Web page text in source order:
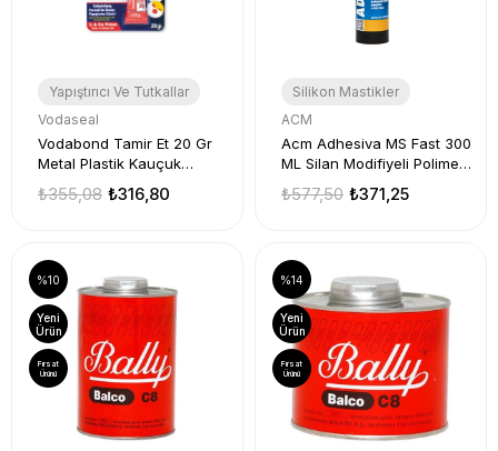
Yapıştırıcı Ve Tutkallar
Vodaseal
Vodabond Tamir Et 20 Gr
Metal Plastik Kauçuk
Yapıştırıcı ₺316,80
₺355,08
Silikon Mastikler
ACM
Acm Adhesiva MS Fast 300
ML Silan Modifiyeli Polimer
₺371,25
₺577,50
%10
Yeni
Ürün
Fırsat
Ürünü
%14
Yeni
Ürün
Fırsat
Ürünü